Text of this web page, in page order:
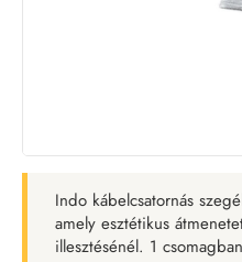
Indo kábelcsatornás
amely esztétikus
illesztésénél. 1